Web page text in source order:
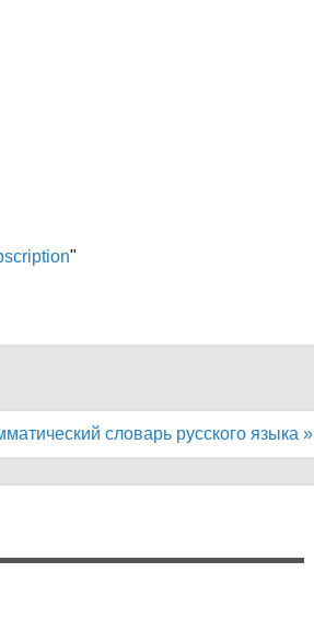
"
словарь русского языка »